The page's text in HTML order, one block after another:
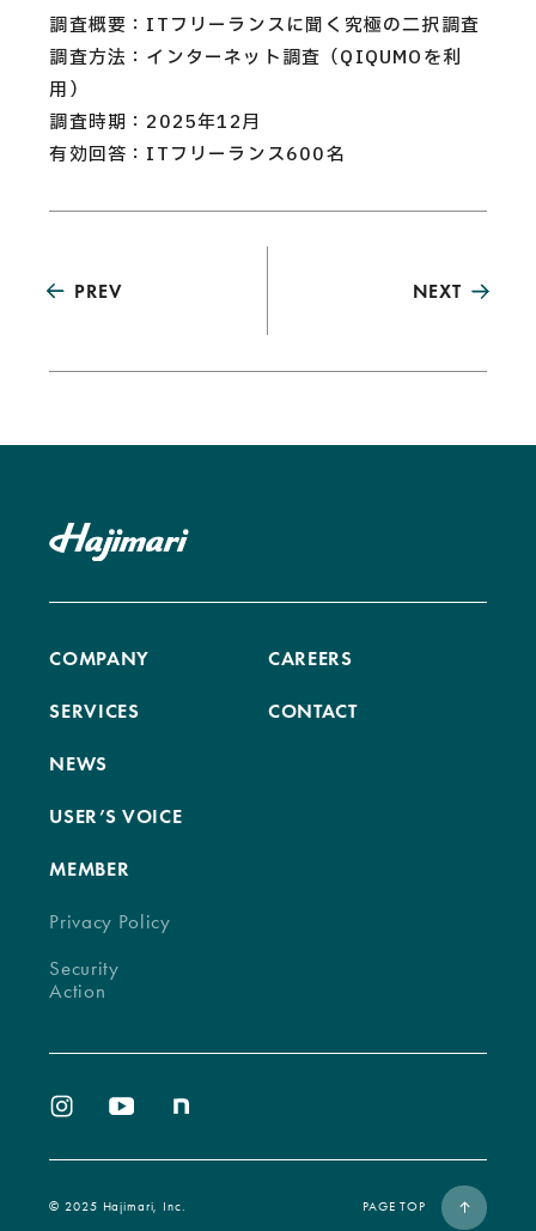
調査概要：ITフリーランスに聞く究極の二択調査
調査方法：インターネット調査（QIQUMOを利
用）
調査時期：2025年12月
有効回答：ITフリーランス600名
PREV NEXT
COMPANY
SERVICES
NEWS
USER’S VOICE
MEMBER
CAREERS
CONTACT
Privacy Policy
Security
Action
©︎ 2025 Hajimari, Inc. PAGE TOP